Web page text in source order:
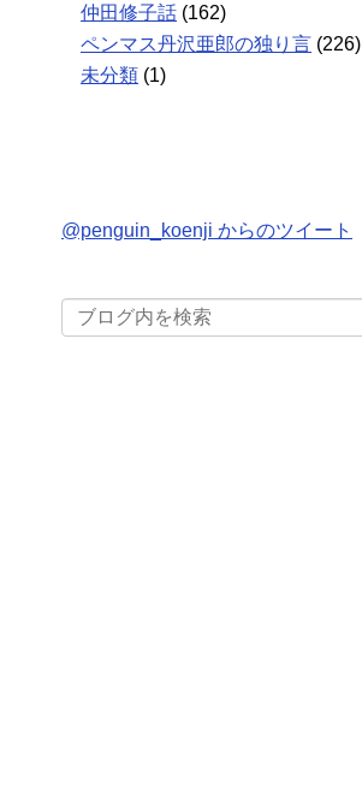
仲田修子話 (162)
ペンマス丹沢亜郎の独り言 (226)
未分類 (1)
@penguin_koenji からのツイート